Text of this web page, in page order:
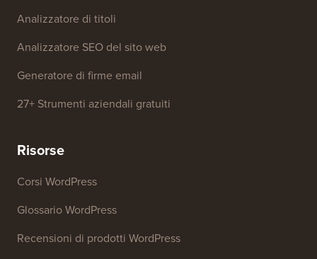
Analizzatore di titoli
Analizzatore SEO del sito web
Generatore di firme email
27+ Strumenti aziendali gratuiti
Risorse
Corsi WordPress
Glossario WordPress
Recensioni di prodotti WordPress